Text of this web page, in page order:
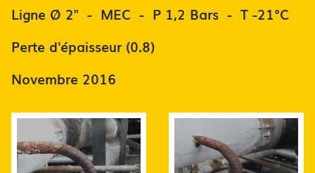
Ligne Ø 2" - MEC - P 1,2 Bars - T -21°C
Perte d'épaisseur (0.8)
Novembre 2016